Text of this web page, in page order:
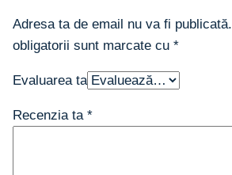
Adresa ta de email nu va fi publicată.
obligatorii sunt marcate cu *
Evaluarea ta
Recenzia ta *